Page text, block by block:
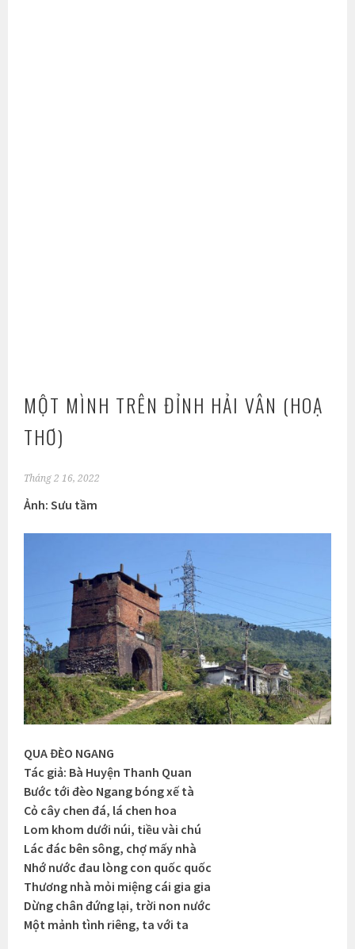
MỘT MÌNH TRÊN ĐỈNH HẢI VÂN (HOẠ
THƠ)
Tháng 2 16, 2022
Ảnh: Sưu tầm
QUA ĐÈO NGANG
Tác giả: Bà Huyện Thanh Quan
Bước tới đèo Ngang bóng xế tà
Cỏ cây chen đá, lá chen hoa
Lom khom dưới núi, tiều vài chú
Lác đác bên sông, chợ mấy nhà
Nhớ nước đau lòng con quốc quốc
Thương nhà mỏi miệng cái gia gia
Dừng chân đứng lại, trời non nước
Một mảnh tình riêng, ta với ta